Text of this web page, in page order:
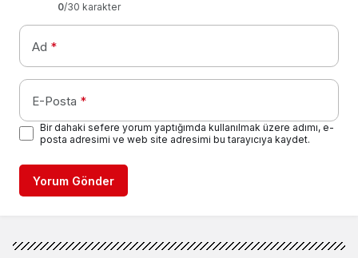
0/30 karakter
Ad *
E-Posta *
Bir dahaki sefere yorum yaptığımda kullanılmak üzere adımı, e-
posta adresimi ve web site adresimi bu tarayıcıya kaydet.
Yorum Gönder